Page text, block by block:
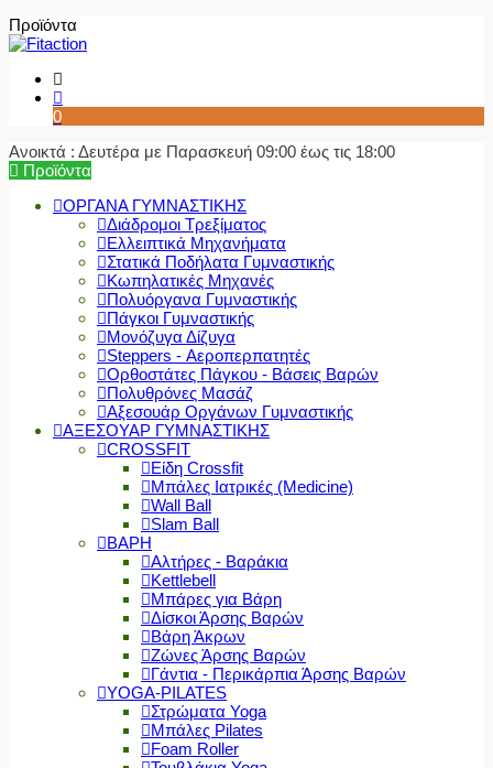
Προϊόντα
0
Ανοικτά : Δευτέρα με Παρασκευή 09:00 έως τις 18:00
Προϊόντα
ΟΡΓΑΝΑ ΓΥΜΝΑΣΤΙΚΗΣ
Διάδρομοι Τρεξίματος
Ελλειπτικά Μηχανήματα
Στατικά Ποδήλατα Γυμναστικής
Κωπηλατικές Μηχανές
Πολυόργανα Γυμναστικής
Πάγκοι Γυμναστικής
Μονόζυγα Δίζυγα
Steppers - Αεροπερπατητές
Ορθοστάτες Πάγκου - Βάσεις Βαρών
Πολυθρόνες Μασάζ
Αξεσουάρ Οργάνων Γυμναστικής
ΑΞΕΣΟΥΑΡ ΓΥΜΝΑΣΤΙΚΗΣ
CROSSFIT
Είδη Crossfit
Μπάλες Ιατρικές (Medicine)
Wall Ball
Slam Ball
ΒΑΡΗ
Αλτήρες - Βαράκια
Kettlebell
Μπάρες για Βάρη
Δίσκοι Άρσης Βαρών
Βάρη Άκρων
Ζώνες Άρσης Βαρών
Γάντια - Περικάρπια Άρσης Βαρών
YOGA-PILATES
Στρώματα Yoga
Μπάλες Pilates
Foam Roller